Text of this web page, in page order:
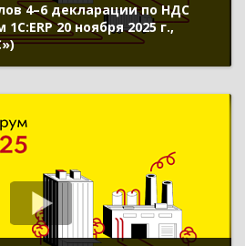
4–6 декларации по НДС
20 ноября 2025 г.,